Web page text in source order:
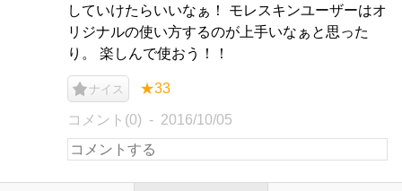
していけたらいいなぁ！ モレスキンユーザーはオ
リジナルの使い方するのが上手いなぁと思った
り。 楽しんで使おう！！
ナイス ★33
コメント(0) 2016/10/05